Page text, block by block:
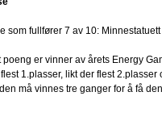
som fullfører 7 av 10: Minnestatuett
er vinner av årets Energy
1.plasser, likt der flest 2.plasser
må vinnes tre ganger for å få